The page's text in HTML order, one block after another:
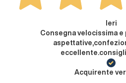
Ieri
Consegna velocissima
Acquirente